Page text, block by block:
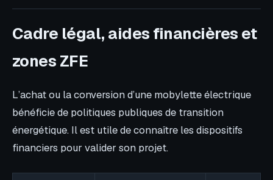
Cadre légal, aides financières et
zones ZFE
L’achat ou la conversion d’une mobylette électrique
bénéficie de politiques publiques de transition
énergétique. Il est utile de connaître les dispositifs
financiers pour valider son projet.